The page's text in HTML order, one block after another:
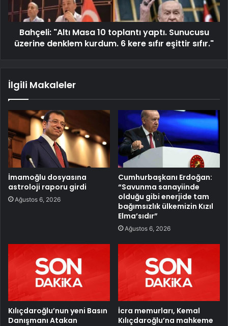
Bahçeli: "Altı Masa 10 toplantı yaptı. Sunucusu
üzerine denklem kurdum. 6 kere sıfır eşittir sıfır."
İlgili Makaleler
İmamoğlu dosyasına
astroloji raporu girdi
Ağustos 6, 2026
Cumhurbaşkanı Erdoğan:
“Savunma sanayiinde
olduğu gibi enerjide tam
bağımsızlık ülkemizin Kızıl
Elma’sıdır”
Ağustos 6, 2026
Kılıçdaroğlu’nun yeni Basın
Danışmanı Atakan
İcra memurları, Kemal
Kılıçdaroğlu’na mahkeme